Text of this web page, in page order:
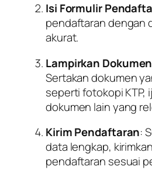
Isi Formulir
pendaftaran dengan
akurat.
Lampirkan
Sertakan dokumen
seperti fotokopi KTP,
dokumen lain yang
Kirim Pendaftaran:
data lengkap,
pendaftaran sesuai